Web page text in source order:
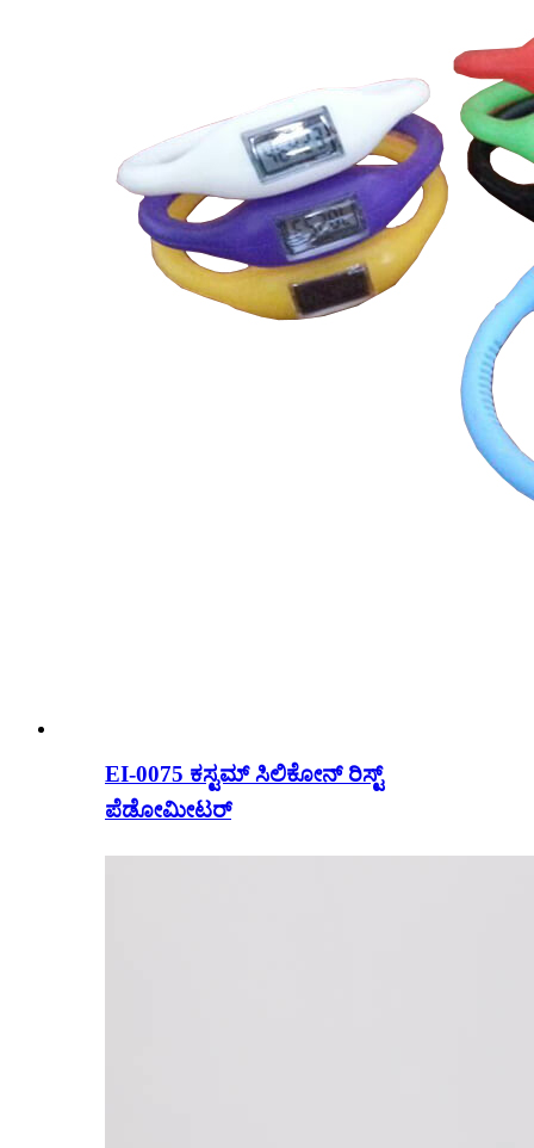
EI-0075 ಕಸ್ಟಮ್ ಸಿಲಿಕೋನ್ ರಿಸ್ಟ್
ಪೆಡೋಮೀಟರ್